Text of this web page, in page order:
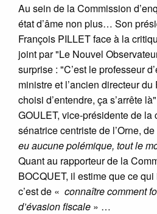
Au sein de la Commission
état d’âme non plus… Son
François PILLET face à la
joint par "Le Nouvel
surprise : "C’est le professeur
ministre et l’ancien directeur
choisi d’entendre, ça s’arrête
GOULET, vice-présidente de la
sénatrice centriste de l’Orne,
eu aucune polémique, tout le
Quant au rapporteur de la
BOCQUET, il estime que ce
c’est de « connaître comment
d’évasion fiscale » …